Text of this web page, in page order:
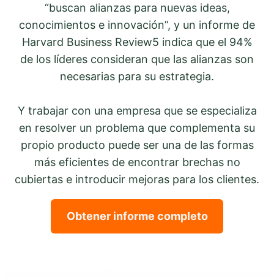
“buscan alianzas para nuevas ideas,
conocimientos e innovación”, y un informe de
Harvard Business Review5 indica que el 94%
de los líderes consideran que las alianzas son
necesarias para su estrategia.
Y trabajar con una empresa que se especializa
en resolver un problema que complementa su
propio producto puede ser una de las formas
más eficientes de encontrar brechas no
cubiertas e introducir mejoras para los clientes.
Obtener informe completo